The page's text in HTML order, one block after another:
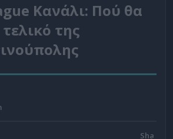
Κανάλι: Πού θα
της